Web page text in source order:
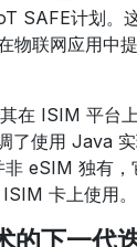
SAFE计划。
物联网应用中
在 ISIM 平台
了使用 Java
非 eSIM 独有，
卡上使用。
的下一代